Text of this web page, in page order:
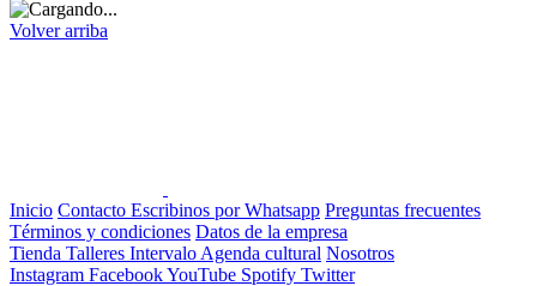
Volver arriba
Inicio Contacto Escribinos por Whatsapp Preguntas frecuentes
Términos y condiciones Datos de la empresa
Tienda Talleres Intervalo Agenda cultural Nosotros
Instagram FacebookYouTube Spotify Twitter